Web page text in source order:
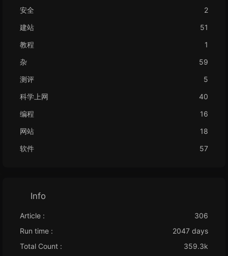
安全
2
建站
51
教程
1
杂
59
测评
5
科学上网
40
编程
16
网站
18
软件
57
Info
Article :
306
Run time :
2047 days
Total Count :
359.3k